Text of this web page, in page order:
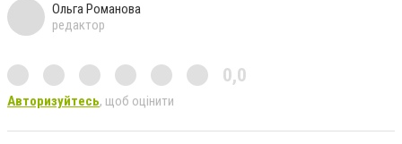
Ольга Романова
редактор
0,0
Авторизуйтесь, щоб оцінити